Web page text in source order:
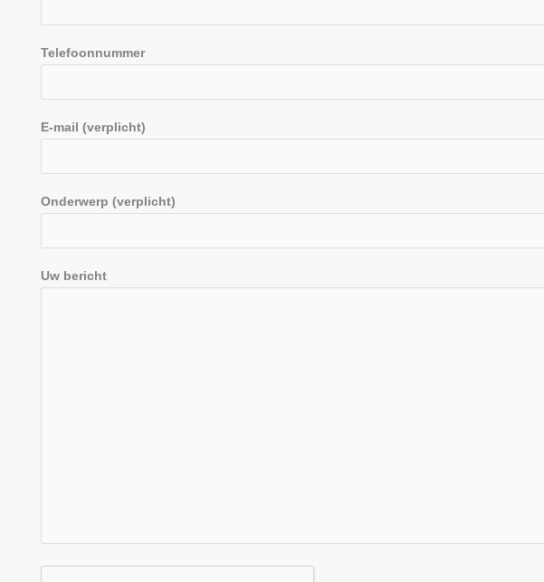
Telefoonnummer
E-mail (verplicht)
Onderwerp (verplicht)
Uw bericht